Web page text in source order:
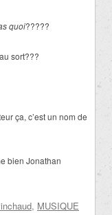
quoi?????
sort???
ça, c’est un nom de
bien Jonathan
, MUSIQUE